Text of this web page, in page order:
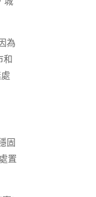
為
和
固
置